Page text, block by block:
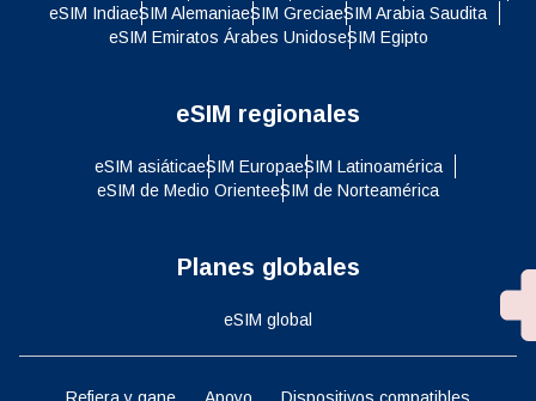
eSIM IndiaeSIM AlemaniaeSIM GreciaeSIM Arabia Saudita
eSIM Emiratos Árabes UnidoseSIM Egipto
eSIM regionales
eSIM asiáticaeSIM EuropaeSIM Latinoamérica
eSIM de Medio OrienteeSIM de Norteamérica
Planes globales
eSIM global